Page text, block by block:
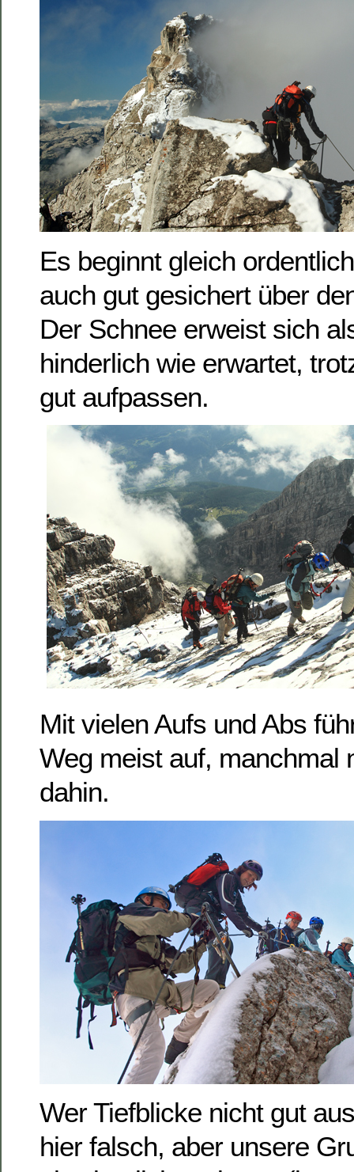
Es beginnt gleich
auch gut gesichert über
Der Schnee erweist sich
hinderlich wie erwartet,
gut aufpassen.
Mit vielen Aufs und Abs
Weg meist auf, manchmal
dahin.
Wer Tiefblicke nicht gut
hier falsch, aber unsere